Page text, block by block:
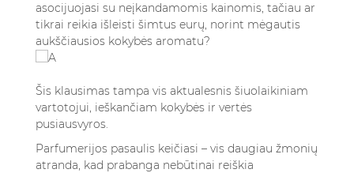
kvepalų internetu?
6.5. Kaip išsirinkti tinkamą kvapą
nepermokant?
asocijuojasi su neįkandamomis kainomis, tačiau ar
tikrai reikia išleisti šimtus eurų, norint mėgautis
aukščiausios kokybės aromatu?
Šis klausimas tampa vis aktualesnis šiuolaikiniam
vartotojui, ieškančiam kokybės ir vertės
pusiausvyros.
Parfumerijos pasaulis keičiasi – vis daugiau žmonių
atranda, kad prabanga nebūtinai reiškia